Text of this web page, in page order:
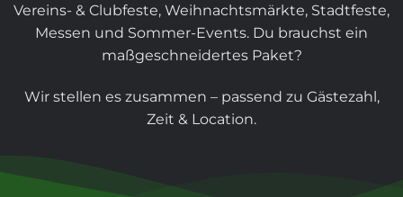
Vereins- & Clubfeste, Weihnachtsmärkte, Stadtfeste,
Messen und Sommer-Events. Du brauchst ein
maßgeschneidertes Paket?
Wir stellen es zusammen – passend zu Gästezahl,
Zeit & Location.